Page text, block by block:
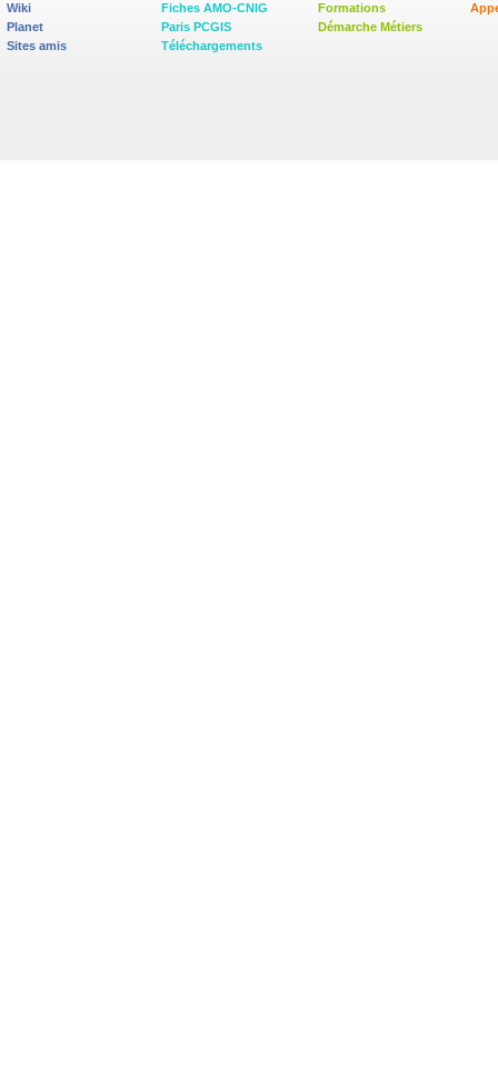
Wiki
Planet
Sites amis
Fiches AMO-CNIG
Paris PCGIS
Téléchargements
Formations
Démarche Métiers